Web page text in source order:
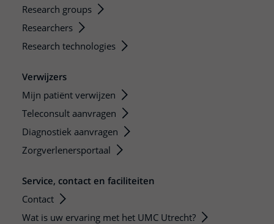
Research groups
Researchers
Research technologies
Verwijzers
Mijn patiënt verwijzen
Teleconsult aanvragen
Diagnostiek aanvragen
Zorgverlenersportaal
Service, contact en faciliteiten
Contact
Wat is uw ervaring met het UMC Utrecht?